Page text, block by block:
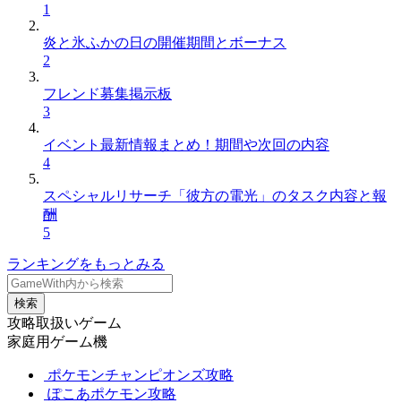
1
炎と氷ふかの日の開催期間とボーナス
2
フレンド募集掲示板
3
イベント最新情報まとめ！期間や次回の内容
4
スペシャルリサーチ「彼方の電光」のタスク内容と報
酬
5
ランキングをもっとみる
検索
攻略取扱いゲーム
家庭用ゲーム機
ポケモンチャンピオンズ攻略
ぽこあポケモン攻略